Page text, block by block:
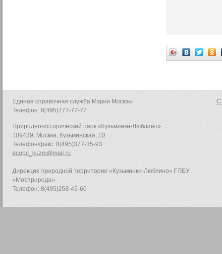
Единая справочная служба Мэрии Москвы
Телефон: 8(495)777-77-77
Природно-исторический парк «Кузьминки-Люблино»
109439, Москва, Кузьминская, 10
Телефон/факс: 8(495)377-35-93
ecopc_kuzm@mail.ru
Дирекция природной территории «Кузьминки-Люблино» ГПБУ
«Мосприрода»
Телефон: 8(495)258-45-60